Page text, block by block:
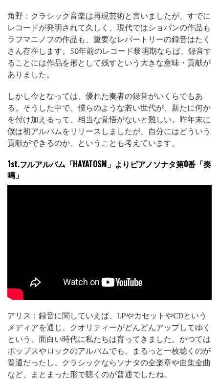
角野：クラシック音楽は再現芸術と言いましたが、すでに
レコードが発明されて久しく、現代ではショパンの作品も
ラフマニノフの作品も、重要なレパートリーの録音はたく
さん存在します。50年前のレコード黎明期ならば、録音す
ることには作品を形として残すという大きな意味・貢献が
ありました。
しかし今となっては、優れた奏者の録音がいくらでもあ
る。そうした中で、僕らのような若い世代が、新たに何か
を付け加えるって、相当な覚悟がないと難しい。昨年末に
僕は初アルバムをリリースしましたが、自分にはどういう
貢献ができるのか、ということも考えています。
1st.フルアルバム「HAYATOSM」よりピアノソナタ第0番「奏
鳴」
アリス：録音に関していえば、LPやカセットやCDという
メディアを通じ、クオリティーがどんどんアップしてゆく
という、面白い時代に私たちは育ってきました。かつては
ポップスやロックのアルバムでも、まるっと一枚聴くのが
普通だったし、クラシックならソナタの全楽章や曲集全曲
など、まとまった形で聴くのが普通でしたね。